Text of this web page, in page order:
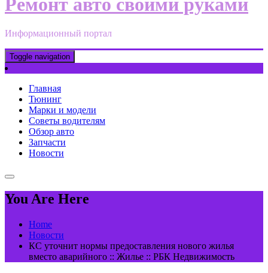
Информационный портал
Toggle navigation
Главная
Тюнинг
Марки и модели
Советы водителям
Обзор авто
Запчасти
Новости
You Are Here
Home
Новости
КС уточнит нормы предоставления нового жилья
вместо аварийного :: Жилье :: РБК Недвижимость